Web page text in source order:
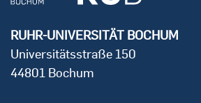
RUHR-UNIVERSITÄT BOCHUM
Universitätsstraße 150
44801 Bochum